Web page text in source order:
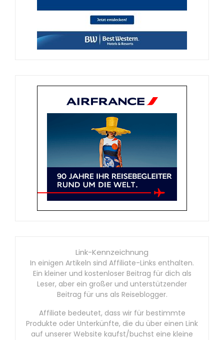
Link-Kennzeichnung
In einigen Artikeln sind Affiliate-Links enthalten.
Ein kleiner und kostenloser Beitrag für dich als
Leser, aber ein großer und unterstützender
Beitrag für uns als Reiseblogger.
Affiliate bedeutet, dass wir für bestimmte
Produkte oder Unterkünfte, die du über einen Link
auf unserer Website kaufst/buchst eine kleine